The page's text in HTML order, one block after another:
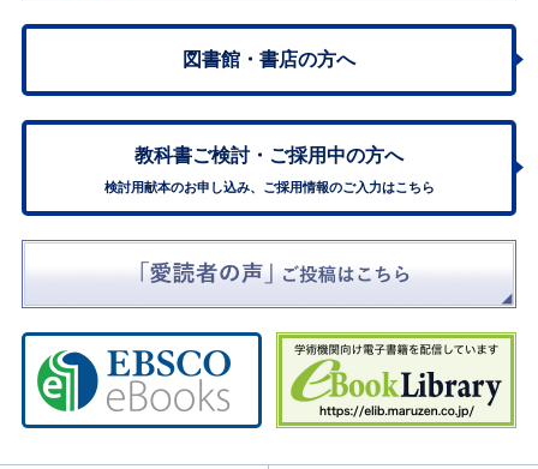
図書館・書店の方へ
教科書ご検討・ ご採用中の方へ
検討用献本のお申し込み、ご採用情報のご入力はこちら